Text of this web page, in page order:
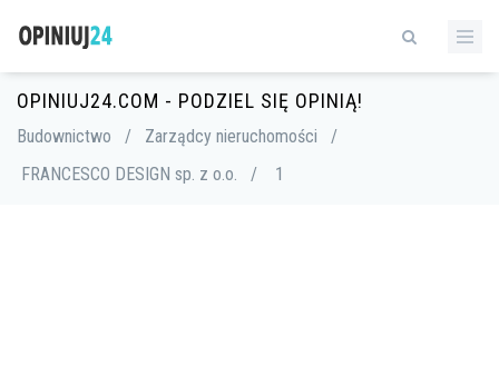
OPINIUJ24.COM - PODZIEL SIĘ OPINIĄ!
Budownictwo / Zarządcy nieruchomości
/
FRANCESCO DESIGN sp. z o.o.
/ 1